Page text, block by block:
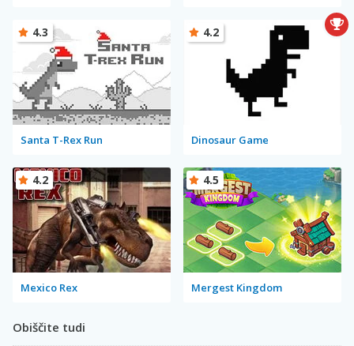
Santa T-Rex Run
4.3
Dinosaur Game
4.2
Mexico Rex
4.2
Mergest Kingdom
4.5
Obiščite tudi